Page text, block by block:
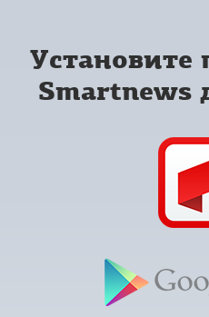
Smartnews